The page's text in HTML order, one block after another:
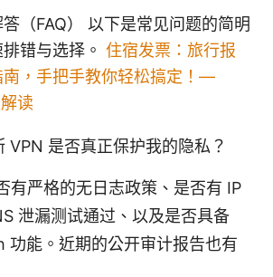
（FAQ） 以下是常见问题的简明
错与选择。 住宿发票：旅行报
南，手把手教你轻松搞定！—
读
VPN 是否真正保护我的隐私？
有严格的无日志政策、是否有 IP
泄漏测试通过、以及是否具备
功能。近期的公开审计报告也有